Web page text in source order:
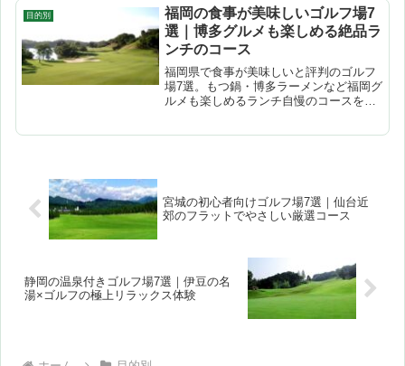
目的別
福岡の食事が美味しいゴルフ場7
選｜博多グルメも楽しめる絶品ラ
ンチのコース
福岡県で食事が美味しいと評判のゴルフ
場7選。もつ鍋・博多ラーメンなど福岡グ
ルメも楽しめるランチ自慢のコースを厳
宮城の初心者向けゴルフ場7選｜仙台近
郊のフラットでやさしい厳選コース
静岡の温泉付きゴルフ場7選｜伊豆の名
湯×ゴルフの極上リラックス体験